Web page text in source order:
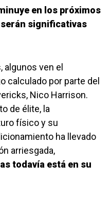
en los próximos
significativas
algunos ven el
calculado por parte del
Nico Harrison.
de élite, la
físico y su
ha llevado
arriesgada,
todavía está en su